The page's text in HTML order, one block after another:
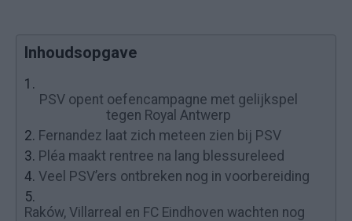
Inhoudsopgave
1.
PSV opent oefencampagne met gelijkspel
tegen Royal Antwerp
2. Fernandez laat zich meteen zien bij PSV
3. Pléa maakt rentree na lang blessureleed
4. Veel PSV’ers ontbreken nog in voorbereiding
5.
Raków, Villarreal en FC Eindhoven wachten nog